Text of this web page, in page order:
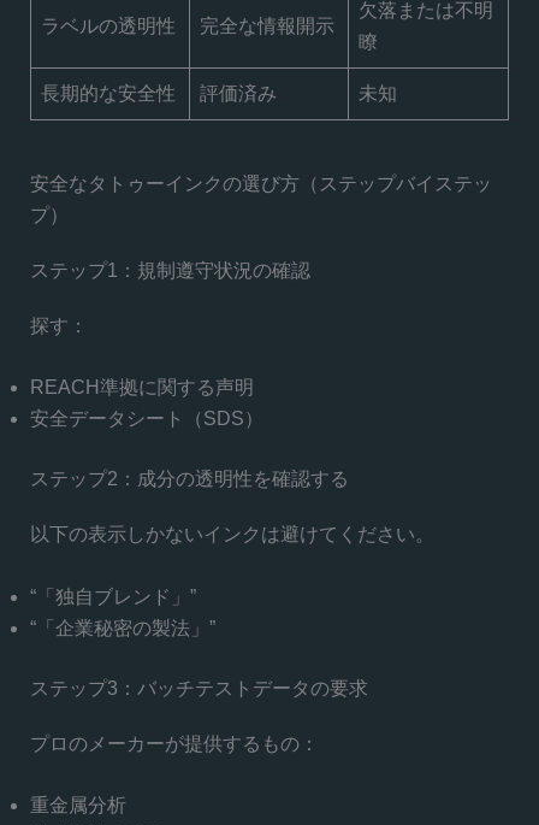
ラベルの透明性 完全な情報開示
欠落または不明
瞭
長期的な安全性 評価済み 未知
安全なタトゥーインクの選び方（ステップバイステッ
プ）
ステップ1：規制遵守状況の確認
探す：
REACH準拠に関する声明
安全データシート（SDS）
ステップ2：成分の透明性を確認する
以下の表示しかないインクは避けてください。
“「独自ブレンド」”
“「企業秘密の製法」”
ステップ3：バッチテストデータの要求
プロのメーカーが提供するもの：
重金属分析